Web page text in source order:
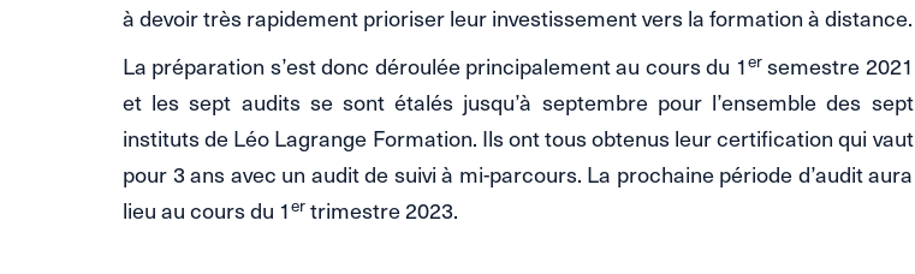
à devoir très rapidement prioriser leur investissement vers la formation à distance.
La préparation s’est donc déroulée principalement au cours du 1ersemestre 2021
et les sept audits se sont étalés jusqu’à septembre pour l’ensemble des sept
instituts de Léo Lagrange Formation. Ils ont tous obtenus leur certification qui vaut
pour 3 ans avec un audit de suivi à mi-parcours. La prochaine période d’audit aura
lieu au cours du 1ertrimestre 2023.